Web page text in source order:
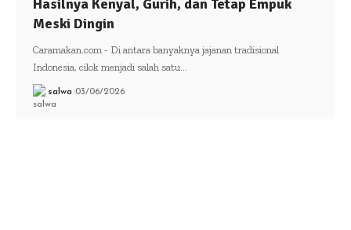
Hasilnya Kenyal, Gurih, dan Tetap Empuk
Meski Dingin
Caramakan.com - Di antara banyaknya jajanan tradisional
Indonesia, cilok menjadi salah satu…
salwa 03/06/2026